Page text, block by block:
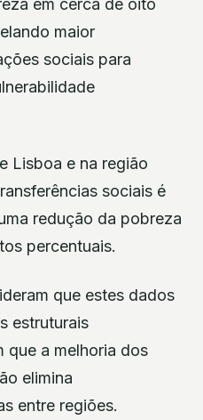
em cerca de oito
maior
sociais para
Lisboa e na região
sociais é
redução da pobreza
percentuais.
que estes dados
estruturais
que a melhoria dos
elimina
entre regiões.